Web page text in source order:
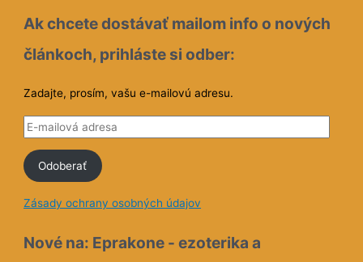
Ak chcete dostávať mailom info o nových
článkoch, prihláste si odber:
Zadajte, prosím, vašu e-mailovú adresu.
E
m
i
l
Odoberať
Zásady ochrany osobných údajov
Nové na: Eprakone - ezoterika a